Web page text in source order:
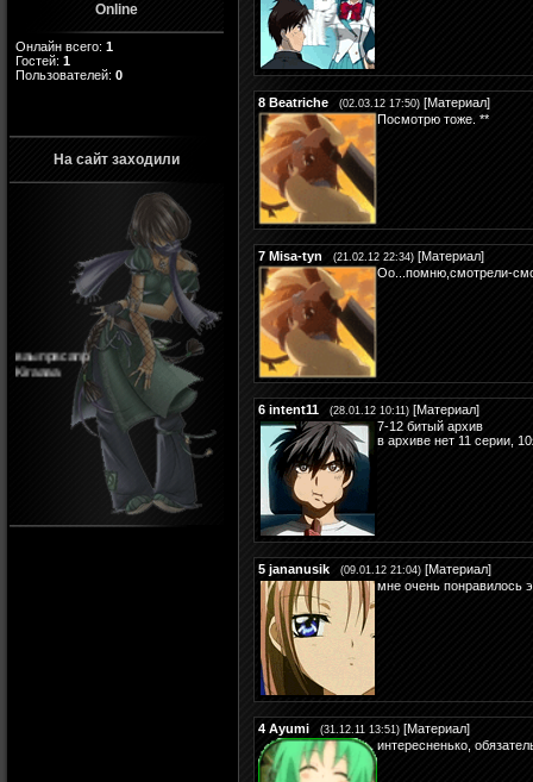
Online
Онлайн всего: 1
Гостей: 1
Пользователей: 0
На сайт заходили
ваыпрвсапр
Kiraaaa
8 Beatriche (02.03.12 17:50) [Материал]
Посмотрю тоже. **
7 Misa-tyn (21.02.12 22:34) [Материал]
Оо...помню,смотрели-
6 intent11 (28.01.12 10:11) [Материал]
7-12 битый архив
в архиве нет 11 серии,
5 jananusik (09.01.12 21:04) [Материал]
мне очень понравилось
4 Ayumi (31.12.11 13:51) [Материал]
интересненько,